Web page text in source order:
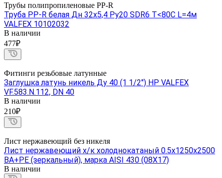
Трубы полипропиленовые PP-R
Труба PP-R белая Дн 32х5,4 Ру20 SDR6 Т<80С L=4м
VALFEX 10102032
В наличии
477₽
Фитинги резьбовые латунные
Заглушка латунь никель Ду 40 (1 1/2") НР VALFEX
VF.583.N.112, DN 40
В наличии
210₽
Лист нержавеющий без никеля
Лист нержавеющий х/к холоднокатаный 0.5х1250х2500
BA+PE (зеркальный), марка AISI 430 (08Х17)
В наличии